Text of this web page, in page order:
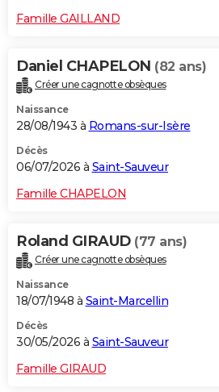
CARTE DE VOEUX
Dictionnaire
Biographies
Citations
Expressions
Proverbes
PROGRAMME TV
COPAINS D'AVANT
S'inscrire
Se connecter
Lycées
Collèges
Primaires
Universités
Entreprises
Service militaire
Avis de recherche
AVIS DE DÉCÈS
Famille GAILLAND
Daniel CHAPELON (82 ans)
Créer une cagnotte obsèques
Naissance
28/08/1943 à Romans-sur-Isère
Décès
06/07/2026 à Saint-Sauveur
Famille CHAPELON
Roland GIRAUD (77 ans)
Créer une cagnotte obsèques
Naissance
18/07/1948 à Saint-Marcellin
Décès
30/05/2026 à Saint-Sauveur
Famille GIRAUD